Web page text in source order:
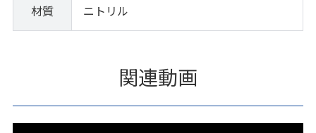
材質 ニトリル
関連動画